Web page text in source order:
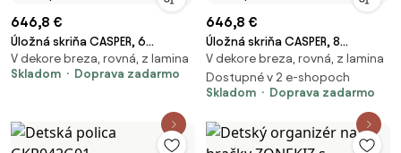
646,8 €
Úložná skriňa CASPER, 6
zásuviek, 12 priehradiek, breza,
tmavoružová
V dekore breza, rovná, z lamina
Skladom
Doprava zadarmo
646,8 €
Úložná skriňa CASPER, 8
zásuviek, 2 priehradky, breza,
tmavoružová
V dekore breza, rovná, z lamina
Dostupné v 2 e-shopoch
Skladom
Doprava zadarmo